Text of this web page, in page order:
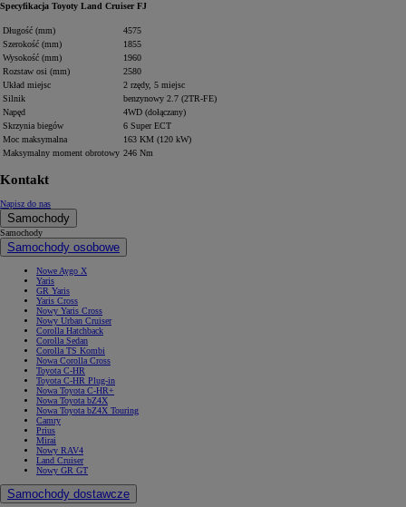
Specyfikacja Toyoty Land Cruiser FJ
Długość (mm)
4575
Szerokość (mm)
1855
Wysokość (mm)
1960
Rozstaw osi (mm)
2580
Układ miejsc
2 rzędy, 5 miejsc
Silnik
benzynowy 2.7 (2TR-FE)
Napęd
4WD (dołączany)
Skrzynia biegów
6 Super ECT
Moc maksymalna
163 KM (120 kW)
Maksymalny moment obrotowy 246 Nm
Kontakt
Napisz do nas
Samochody
Samochody
Samochody osobowe
Nowe Aygo X
Yaris
GR Yaris
Yaris Cross
Nowy Yaris Cross
Nowy Urban Cruiser
Corolla Hatchback
Corolla Sedan
Corolla TS Kombi
Nowa Corolla Cross
Toyota C-HR
Toyota C-HR Plug-in
Nowa Toyota C-HR+
Nowa Toyota bZ4X
Nowa Toyota bZ4X Touring
Camry
Prius
Mirai
Nowy RAV4
Land Cruiser
Nowy GR GT
Samochody dostawcze